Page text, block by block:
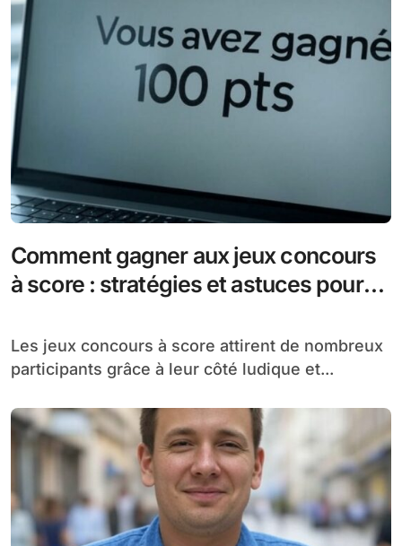
Comment gagner aux jeux concours
à score : stratégies et astuces pour
Les jeux concours à score attirent de nombreux
participants grâce à leur côté ludique et...